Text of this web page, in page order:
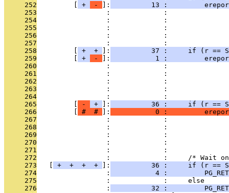
     252
+ - ]:
13 :
     253
:             :
     254
:             :
     255
:             :
     256
:             :
     257
                 :             :
     258
+ + ]:
37 :     if (r ==
     259
+ - ]:
1 :
     260
:             :
     261
:             :
     262
:             :
     263
:             :
     264
                 :             :
     265
- + ]:
36 :     if (r ==
     266
# # ]:
0 :
     267
:             :
     268
:             :
     269
:             :
     270
:             :
     271
                 :             :
     272
:             :     /* Wait
     273
+ + + + ]:
36 :     if (r ==
     274
                 :
4 :
     275
                 :             :     else
     276
                 :
32 :